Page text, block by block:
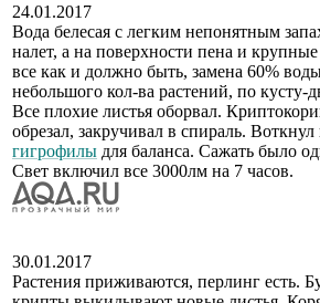
24.01.2017
Вода белесая с легким непонятным
налет, а на поверхности пена и
все как и должно быть, замена 60%
небольшого кол-ва растений, по кусту-
Все плохие листья оборвал.
обрезал, закручивал в спираль.
гигрофилы для баланса. Сажать было
Свет включил все 3000лм на 7 часов.
30.01.2017
Растения приживаются, перлинг есть.